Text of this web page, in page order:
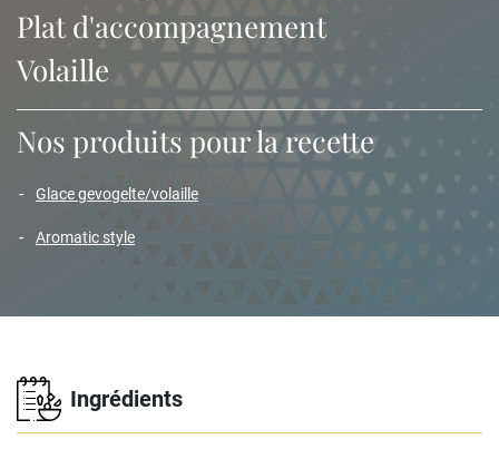
Plat d'accompagnement
Volaille
Nos produits pour la recette
glace gevogelte/volaille
aromatic style
Ingrédients